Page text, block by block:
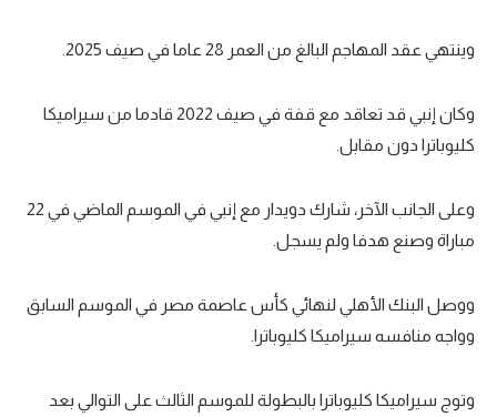
وينتهي عقد المهاجم البالغ من العمر 28 عاما في صيف 2025.
وكان إنبي قد تعاقد مع قفة في صيف 2022 قادما من سيراميكا
كليوباترا دون مقابل.
وعلى الجانب الآخر، شارك دويدار مع إنبي في الموسم الماضي في 22
مباراة وصنع هدفا ولم يسجل.
ووصل البنك الأهلي لنهائي كأس عاصمة مصر في الموسم السابق
وواجه منافسه سيراميكا كليوباترا.
وتوج سيراميكا كليوباترا بالبطولة للموسم الثالث على التوالي بعد